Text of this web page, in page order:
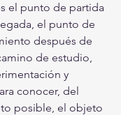
el punto de partida
el punto de
después de
de estudio,
y
conocer, del
posible, el objeto